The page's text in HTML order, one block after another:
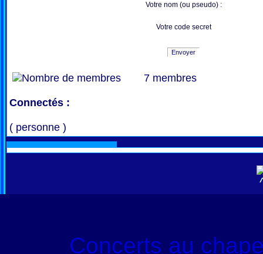
Votre nom (ou pseudo) :
Votre code secret
Envoyer
7 membres
Connectés :
( personne )
Concerts au